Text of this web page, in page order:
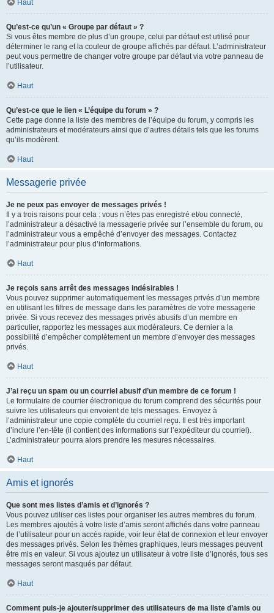
Haut
Qu’est-ce qu’un « Groupe par défaut » ?
Si vous êtes membre de plus d’un groupe, celui par défaut est utilisé pour
déterminer le rang et la couleur de groupe affichés par défaut. L’administrateur
peut vous permettre de changer votre groupe par défaut via votre panneau de
l’utilisateur.
Haut
Qu’est-ce que le lien « L’équipe du forum » ?
Cette page donne la liste des membres de l’équipe du forum, y compris les
administrateurs et modérateurs ainsi que d’autres détails tels que les forums
qu’ils modèrent.
Haut
Messagerie privée
Je ne peux pas envoyer de messages privés !
Il y a trois raisons pour cela : vous n’êtes pas enregistré et/ou connecté,
l’administrateur a désactivé la messagerie privée sur l’ensemble du forum, ou
l’administrateur vous a empêché d’envoyer des messages. Contactez
l’administrateur pour plus d’informations.
Haut
Je reçois sans arrêt des messages indésirables !
Vous pouvez supprimer automatiquement les messages privés d’un membre
en utilisant les filtres de message dans les paramètres de votre messagerie
privée. Si vous recevez des messages privés abusifs d’un membre en
particulier, rapportez les messages aux modérateurs. Ce dernier a la
possibilité d’empêcher complètement un membre d’envoyer des messages
privés.
Haut
J’ai reçu un spam ou un courriel abusif d’un membre de ce forum !
Le formulaire de courrier électronique du forum comprend des sécurités pour
suivre les utilisateurs qui envoient de tels messages. Envoyez à
l’administrateur une copie complète du courriel reçu. Il est très important
d’inclure l’en-tête (il contient des informations sur l’expéditeur du courriel).
L’administrateur pourra alors prendre les mesures nécessaires.
Haut
Amis et ignorés
Que sont mes listes d’amis et d’ignorés ?
Vous pouvez utiliser ces listes pour organiser les autres membres du forum.
Les membres ajoutés à votre liste d’amis seront affichés dans votre panneau
de l’utilisateur pour un accès rapide, voir leur état de connexion et leur envoyer
des messages privés. Selon les thèmes graphiques, leurs messages peuvent
être mis en valeur. Si vous ajoutez un utilisateur à votre liste d’ignorés, tous ses
messages seront masqués par défaut.
Haut
Comment puis-je ajouter/supprimer des utilisateurs de ma liste d’amis ou